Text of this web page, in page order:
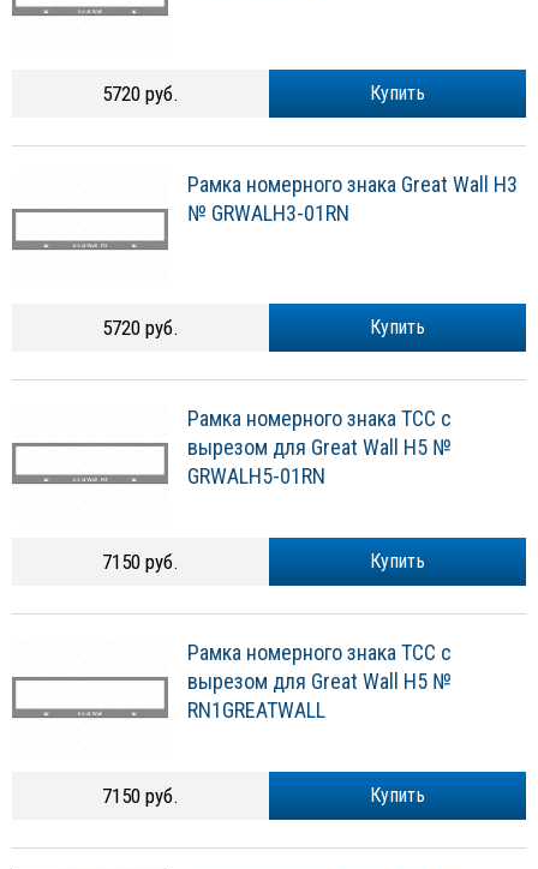
Купить
5720 руб.
Рамка номерного знака Great Wall H3
№ GRWALH3-01RN
Купить
5720 руб.
Рамка номерного знака ТСС с
вырезом для Great Wall H5 №
GRWALH5-01RN
Купить
7150 руб.
Рамка номерного знака ТСС с
вырезом для Great Wall H5 №
RN1GREATWALL
Купить
7150 руб.